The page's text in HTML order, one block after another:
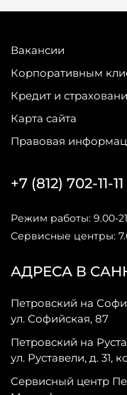
Вакансии
Корпоративным
Кредит и
Карта сайта
Правовая
АДРЕСА В
Петровский на
ул. Софийская, 87
Петровский на
ул. Руставели, д. 31,
Сервисный центр
+7 (812) 702-11-11
Режим работы: 9.00-
Сервисные центры: